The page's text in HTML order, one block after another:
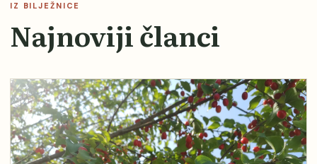
IZ BILJEŽNICE
Najnoviji članci